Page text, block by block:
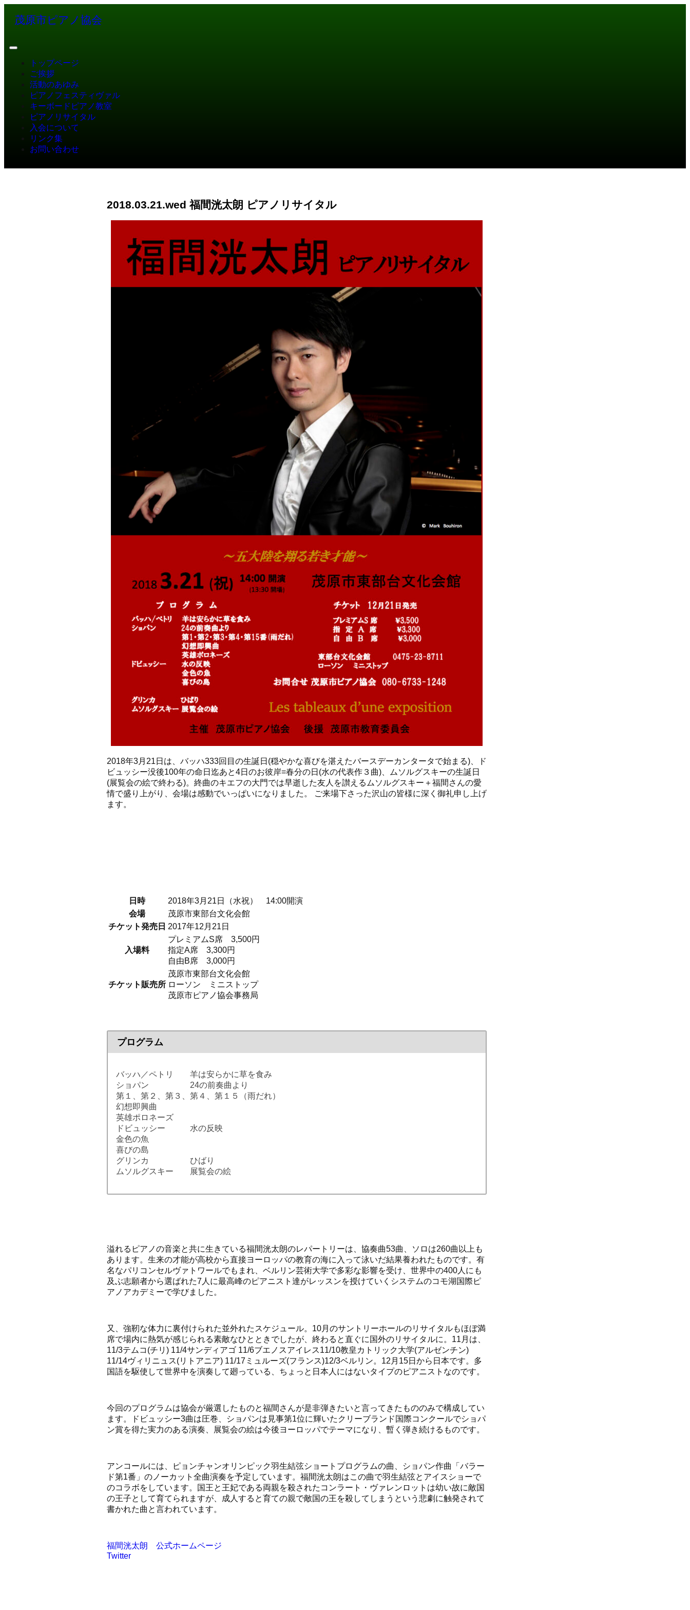
茂原市ピアノ協会
トップページ
ご挨拶
活動のあゆみ
ピアノフェスティヴァル
キーボードピアノ教室
ピアノリサイタル
入会について
リンク集
お問い合わせ
2018.03.21.wed 福間洸太朗 ピアノリサイタル
2018年3月21日は、バッハ333回目の生誕日(穏やかな喜びを湛えたバースデーカンタータで始まる)、ド
ビュッシー没後100年の命日迄あと4日のお彼岸=春分の日(水の代表作３曲)、ムソルグスキーの生誕日
(展覧会の絵で終わる)。終曲のキエフの大門では早逝した友人を讃えるムソルグスキー＋福間さんの愛
情で盛り上がり、会場は感動でいっぱいになりました。 ご来場下さった沢山の皆様に深く御礼申し上げ
ます。
日時
2018年3月21日（水祝） 14:00開演
会場
茂原市東部台文化会館
チケット発売日 2017年12月21日
入場料
プレミアムS席 3,500円
指定A席 3,300円
自由B席 3,000円
チケット販売所
茂原市東部台文化会館
ローソン ミニストップ
茂原市ピアノ協会事務局
プログラム
バッハ／ペトリ 羊は安らかに草を食み
ショパン 24の前奏曲より
第１、第２、第３、第４、第１５（雨だれ）
幻想即興曲
英雄ポロネーズ
ドビュッシー 水の反映
金色の魚
喜びの島
グリンカ ひばり
ムソルグスキー 展覧会の絵
溢れるピアノの音楽と共に生きている福間洸太朗のレパートリーは、協奏曲53曲、ソロは260曲以上も
あります。生来の才能が高校から直接ヨーロッパの教育の海に入って泳いだ結果養われたものです。有
名なパリコンセルヴァトワールでもまれ、ベルリン芸術大学で多彩な影響を受け、世界中の400人にも
及ぶ志願者から選ばれた7人に最高峰のピアニスト達がレッスンを授けていくシステムのコモ湖国際ピ
アノアカデミーで学びました。
又、強靭な体力に裏付けられた並外れたスケジュール。10月のサントリーホールのリサイタルもほぼ満
席で場内に熱気が感じられる素敵なひとときでしたが、終わると直ぐに国外のリサイタルに。11月は、
11/3テムコ(チリ) 11/4サンディアゴ 11/6ブエノスアイレス11/10教皇カトリック大学(アルゼンチン)
11/14ヴィリニュス(リトアニア) 11/17ミュルーズ(フランス)12/3ベルリン。12月15日から日本です。多
国語を駆使して世界中を演奏して廻っている、ちょっと日本人にはないタイプのピアニストなのです。
今回のプログラムは協会が厳選したものと福間さんが是非弾きたいと言ってきたもののみで構成してい
ます。ドビュッシー3曲は圧巻、ショパンは見事第1位に輝いたクリーブランド国際コンクールでショパ
ン賞を得た実力のある演奏、展覧会の絵は今後ヨーロッパでテーマになり、暫く弾き続けるものです。
アンコールには、ピョンチャンオリンピック羽生結弦ショートプログラムの曲、ショパン作曲「バラー
ド第1番」のノーカット全曲演奏を予定しています。福間洸太朗はこの曲で羽生結弦とアイスショーで
のコラボをしています。国王と王妃である両親を殺されたコンラート・ヴァレンロットは幼い故に敵国
の王子として育てられますが、成人すると育ての親で敵国の王を殺してしまうという悲劇に触発されて
書かれた曲と言われています。
福間洸太朗 公式ホームページ
Twitter